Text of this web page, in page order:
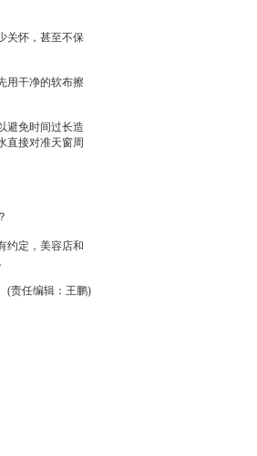
关怀，甚至不保
用干净的软布擦
避免时间过长造
直接对准天窗周
约定，美容店和
(责任编辑：王鹏)